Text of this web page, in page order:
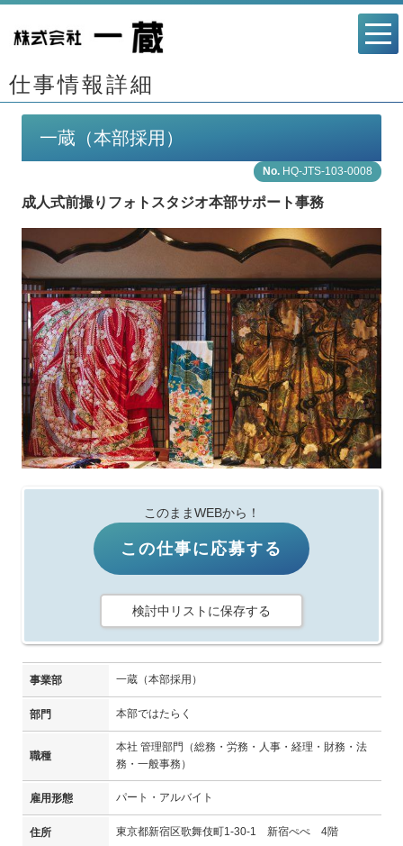
仕事情報詳細
一蔵（本部採用）
HQ-JTS-103-0008
成人式前撮りフォトスタジオ本部サポート事務
このままWEBから！
この仕事に応募する
検討中リストに保存する
事業部 一蔵（本部採用）
部門 本部ではたらく
職種
本社 管理部門（総務・労務・人事・経理・財務・法
務・一般事務）
雇用形態 パート・アルバイト
住所 東京都新宿区歌舞伎町1-30-1 新宿ぺぺ 4階